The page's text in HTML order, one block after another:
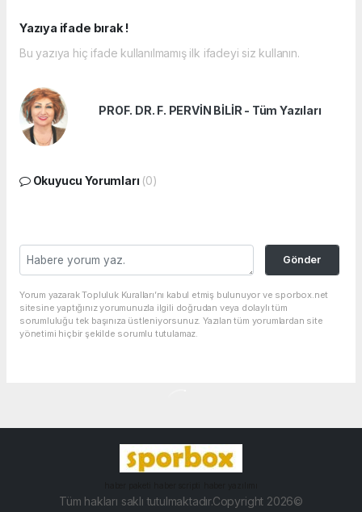
Yazıya ifade bırak !
Bu yazıya hiç ifade kullanılmamış ilk ifadeyi siz kullanın.
PROF. DR. F. PERVİN BİLİR - Tüm Yazıları
Okuyucu Yorumları (0)
Gönder
Yorum yazarak Topluluk Kuralları’nı kabul etmiş bulunuyor ve sporbox.net
sitesine yaptığınız yorumunuzla ilgili doğrudan veya dolaylı tüm
sorumluluğu tek başınıza üstleniyorsunuz. Yazılan tüm yorumlardan site
yönetimi hiçbir şekilde sorumlu tutulamaz.
Tüm hakları saklı tutulmaktadır.Copyright 2026©